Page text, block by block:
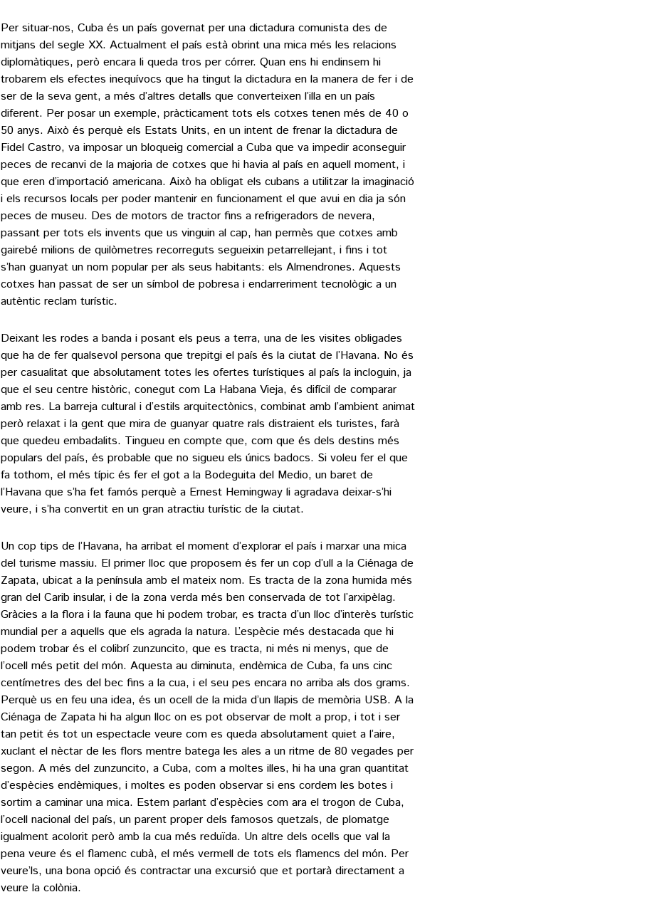
Per situar-nos, Cuba és un país governat per una dictadura comunista des de
mitjans del segle XX. Actualment el país està obrint una mica més les relacions
diplomàtiques, però encara li queda tros per córrer. Quan ens hi endinsem hi
trobarem els efectes inequívocs que ha tingut la dictadura en la manera de fer i de
ser de la seva gent, a més d’altres detalls que converteixen l’illa en un país
diferent. Per posar un exemple, pràcticament tots els cotxes tenen més de 40 o
50 anys. Això és perquè els Estats Units, en un intent de frenar la dictadura de
Fidel Castro, va imposar un bloqueig comercial a Cuba que va impedir aconseguir
peces de recanvi de la majoria de cotxes que hi havia al país en aquell moment, i
que eren d’importació americana. Això ha obligat els cubans a utilitzar la imaginació
i els recursos locals per poder mantenir en funcionament el que avui en dia ja són
peces de museu. Des de motors de tractor fins a refrigeradors de nevera,
passant per tots els invents que us vinguin al cap, han permès que cotxes amb
gairebé milions de quilòmetres recorreguts segueixin petarrellejant, i fins i tot
s’han guanyat un nom popular per als seus habitants: els Almendrones. Aquests
cotxes han passat de ser un símbol de pobresa i endarreriment tecnològic a un
autèntic reclam turístic.
Deixant les rodes a banda i posant els peus a terra, una de les visites obligades
que ha de fer qualsevol persona que trepitgi el país és la ciutat de l’Havana. No és
per casualitat que absolutament totes les ofertes turístiques al país la incloguin, ja
que el seu centre històric, conegut com La Habana Vieja, és difícil de comparar
amb res. La barreja cultural i d’estils arquitectònics, combinat amb l’ambient animat
però relaxat i la gent que mira de guanyar quatre rals distraient els turistes, farà
que quedeu embadalits. Tingueu en compte que, com que és dels destins més
populars del país, és probable que no sigueu els únics badocs. Si voleu fer el que
fa tothom, el més típic és fer el got a la Bodeguita del Medio, un baret de
l’Havana que s’ha fet famós perquè a Ernest Hemingway li agradava deixar-s’hi
veure, i s’ha convertit en un gran atractiu turístic de la ciutat.
Un cop tips de l’Havana, ha arribat el moment d’explorar el país i marxar una mica
del turisme massiu. El primer lloc que proposem és fer un cop d’ull a la Ciénaga de
Zapata, ubicat a la península amb el mateix nom. Es tracta de la zona humida més
gran del Carib insular, i de la zona verda més ben conservada de tot l’arxipèlag.
Gràcies a la flora i la fauna que hi podem trobar, es tracta d’un lloc d’interès turístic
mundial per a aquells que els agrada la natura. L’espècie més destacada que hi
podem trobar és el colibrí zunzuncito, que es tracta, ni més ni menys, que de
l’ocell més petit del món. Aquesta au diminuta, endèmica de Cuba, fa uns cinc
centímetres des del bec fins a la cua, i el seu pes encara no arriba als dos grams.
Perquè us en feu una idea, és un ocell de la mida d’un llapis de memòria USB. A la
Ciénaga de Zapata hi ha algun lloc on es pot observar de molt a prop, i tot i ser
tan petit és tot un espectacle veure com es queda absolutament quiet a l’aire,
xuclant el nèctar de les flors mentre batega les ales a un ritme de 80 vegades per
segon. A més del zunzuncito, a Cuba, com a moltes illes, hi ha una gran quantitat
d’espècies endèmiques, i moltes es poden observar si ens cordem les botes i
sortim a caminar una mica. Estem parlant d’espècies com ara el trogon de Cuba,
l’ocell nacional del país, un parent proper dels famosos quetzals, de plomatge
igualment acolorit però amb la cua més reduïda. Un altre dels ocells que val la
pena veure és el flamenc cubà, el més vermell de tots els flamencs del món. Per
veure’ls, una bona opció és contractar una excursió que et portarà directament a
veure la colònia.